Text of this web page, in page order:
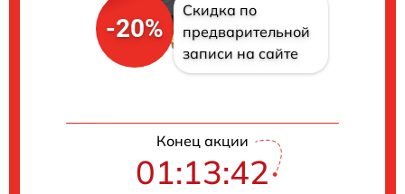
-20%
Скидка по
предварительной
записи на сайте
Конец акции
01:13:41